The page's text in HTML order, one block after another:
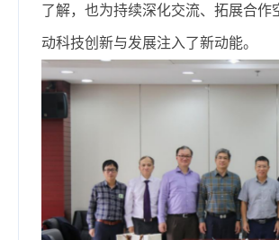
了解，也为持续深化交流、拓展合作
动科技创新与发展注入了新动能。